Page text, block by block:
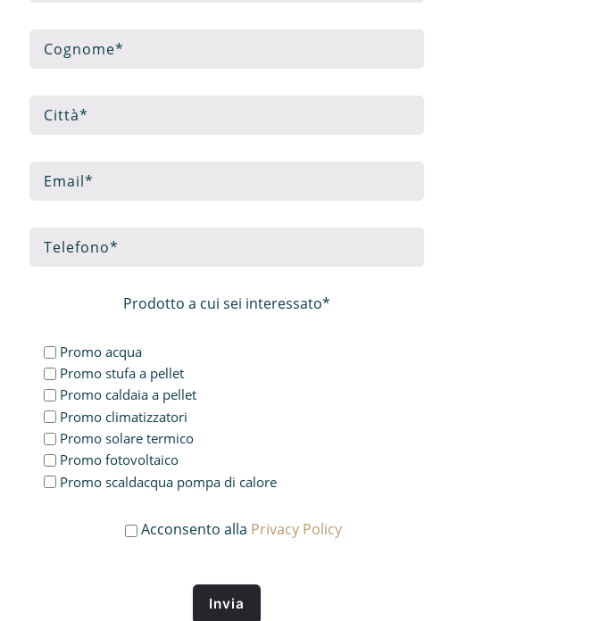
Prodotto a cui sei interessato*
Promo acqua
Promo stufa a pellet
Promo caldaia a pellet
Promo climatizzatori
Promo solare termico
Promo fotovoltaico
Promo scaldacqua pompa di calore
Acconsento alla Privacy Policy